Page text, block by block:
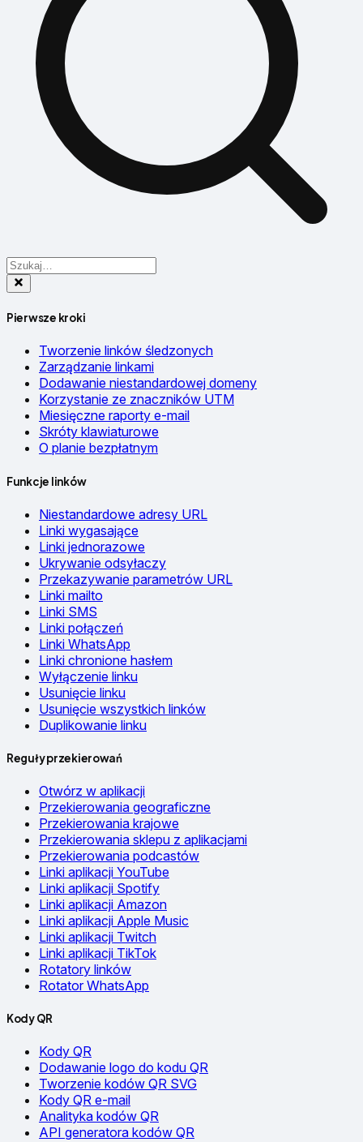
Pierwsze kroki
Tworzenie linków śledzonych
Zarządzanie linkami
Dodawanie niestandardowej domeny
Korzystanie ze znaczników UTM
Miesięczne raporty e-mail
Skróty klawiaturowe
O planie bezpłatnym
Funkcje linków
Niestandardowe adresy URL
Linki wygasające
Linki jednorazowe
Ukrywanie odsyłaczy
Przekazywanie parametrów URL
Linki mailto
Linki SMS
Linki połączeń
Linki WhatsApp
Linki chronione hasłem
Wyłączenie linku
Usunięcie linku
Usunięcie wszystkich linków
Duplikowanie linku
Reguły przekierowań
Otwórz w aplikacji
Przekierowania geograficzne
Przekierowania krajowe
Przekierowania sklepu z aplikacjami
Przekierowania podcastów
Linki aplikacji YouTube
Linki aplikacji Spotify
Linki aplikacji Amazon
Linki aplikacji Apple Music
Linki aplikacji Twitch
Linki aplikacji TikTok
Rotatory linków
Rotator WhatsApp
Kody QR
Kody QR
Dodawanie logo do kodu QR
Tworzenie kodów QR SVG
Kody QR e-mail
Analityka kodów QR
API generatora kodów QR